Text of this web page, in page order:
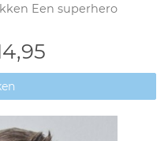
Een superhero